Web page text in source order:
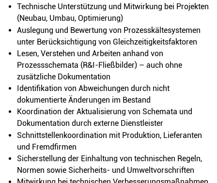
Technische Unterstützung und Mitwirkung bei Projekten
(Neubau, Umbau, Optimierung)
Auslegung und Bewertung von Prozesskältesystemen
unter Berücksichtigung von Gleichzeitigkeitsfaktoren
Lesen, Verstehen und Arbeiten anhand von
Prozessschemata (R&I-Fließbilder) – auch ohne
zusätzliche Dokumentation
Identifikation von Abweichungen durch nicht
dokumentierte Änderungen im Bestand
Koordination der Aktualisierung von Schemata und
Dokumentation durch externe Dienstleister
Schnittstellenkoordination mit Produktion, Lieferanten
und Fremdfirmen
Sicherstellung der Einhaltung von technischen Regeln,
Normen sowie Sicherheits- und Umweltvorschriften